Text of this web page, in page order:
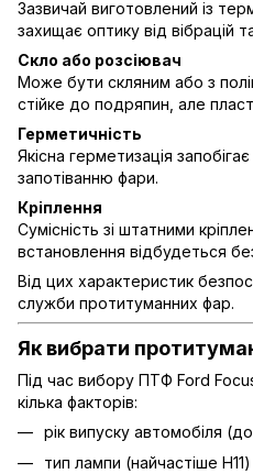
Зазвичай виготовлений із
захищає оптику від вібрацій
Скло або розсіювач
Може бути скляним або з
стійке до подряпин, але
Герметичність
Якісна герметизація
запотіванню фари.
Кріплення
Сумісність зі штатними
встановлення відбудеться
Від цих характеристик
служби протитуманних фар.
Як вибрати
Під час вибору ПТФ Ford
кілька факторів:
рік випуску автомобіля
тип лампи (найчастіше H11)